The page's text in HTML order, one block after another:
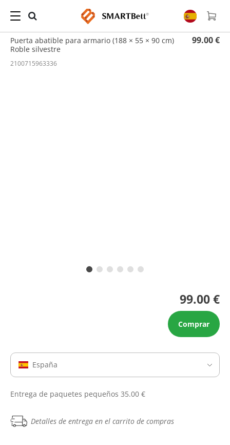
Hogar Puertas / Puerta abatible para armario (188 × 55 × 90 cm) Roble silvestre
Puerta abatible para armario (188 × 55 × 90 cm)
Roble silvestre
99.00 €
2100715963336
99.00 €
Comprar
España
Entrega de paquetes pequeños 35.00 €
Detalles de entrega en el carrito de compras